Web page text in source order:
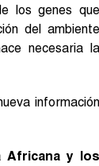
los genes que
del ambiente
necesaria la
información
Africana y los